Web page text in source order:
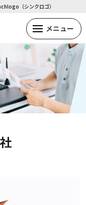
（シンクロゴ）